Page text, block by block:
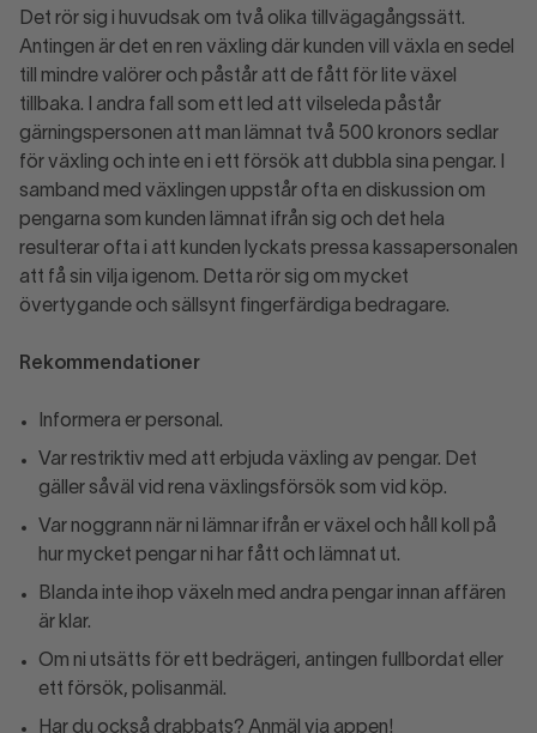
Det rör sig i huvudsak om två olika tillvägagångssätt.
Antingen är det en ren växling där kunden vill växla en sedel
till mindre valörer och påstår att de fått för lite växel
tillbaka. I andra fall som ett led att vilseleda påstår
gärningspersonen att man lämnat två 500 kronors sedlar
för växling och inte en i ett försök att dubbla sina pengar. I
samband med växlingen uppstår ofta en diskussion om
pengarna som kunden lämnat ifrån sig och det hela
resulterar ofta i att kunden lyckats pressa kassapersonalen
att få sin vilja igenom. Detta rör sig om mycket
övertygande och sällsynt fingerfärdiga bedragare.
Rekommendationer
Informera er personal.
Var restriktiv med att erbjuda växling av pengar. Det
gäller såväl vid rena växlingsförsök som vid köp.
Var noggrann när ni lämnar ifrån er växel och håll koll på
hur mycket pengar ni har fått och lämnat ut.
Blanda inte ihop växeln med andra pengar innan affären
är klar.
Om ni utsätts för ett bedrägeri, antingen fullbordat eller
ett försök, polisanmäl.
Har du också drabbats? Anmäl via appen!